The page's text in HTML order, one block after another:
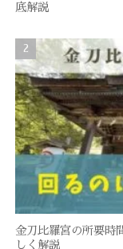
底解説
金刀比羅宮の所要時
しく解説